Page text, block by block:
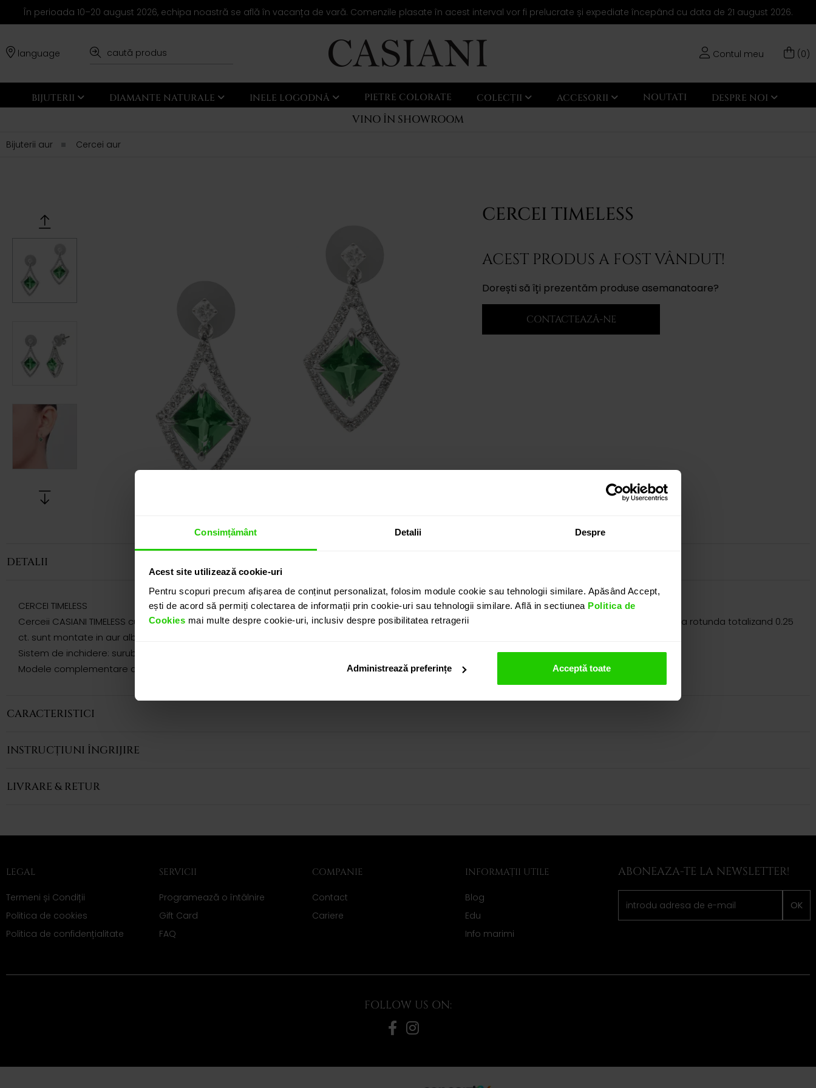
Consimțământ Detalii Despre
Acest site utilizează cookie-uri
Pentru scopuri precum afișarea de conținut personalizat, folosim module cookie sau tehnologii similare. Apăsând Accept,
ești de acord să permiți colectarea de informații prin cookie-uri sau tehnologii similare. Află in sectiunea Politica de
Cookies mai multe despre cookie-uri, inclusiv despre posibilitatea retragerii
Administrează preferințe Acceptă toate
În perioada 10–20 august 2026, echipa noastră se află în vacanța de vară. Comenzile plasate în acest interval vor fi prelucrate și expediate începând cu data de 21 august 2026.
language Contul meu (0)
BIJUTERII DIAMANTE NATURALE INELE LOGODNĂ PIETRE COLORATE COLECȚII ACCESORII NOUTATI DESPRE NOI
VINO ÎN SHOWROOM
Bijuterii aur Cercei aur
CERCEI TIMELESS
ACEST PRODUS A FOST VÂNDUT!
Dorești să îți prezentăm produse asemanatoare?
CONTACTEAZĂ-NE
DETALII
CERCEI TIMELESS
Cerceii CASIANI TIMELESS cu Tsavorit si Diamante sunt o bijuterie clasica, eleganta. Doua tsavorite cu taietura printesa (1.36 ct) si diamante cu taietura rotunda totalizand 0.25
ct. sunt montate in aur alb de 18k.
Sistem de inchidere: surub.
Modele complementare acestui produs puteti regasi atat in colectia prezentata pe site cat si vizitand showroom-ul nostru.
CARACTERISTICI
INSTRUCȚIUNI ÎNGRIJIRE
LIVRARE & RETUR
LEGAL
Termeni și Condiții
Politica de cookies
Politica de confidențialitate
SERVICII
Programează o întâlnire
Gift Card
FAQ
COMPANIE
Contact
Cariere
INFORMAȚII UTILE
Blog
Edu
Info marimi
ABONEAZA-TE LA NEWSLETTER!
OK
FOLLOW US ON: